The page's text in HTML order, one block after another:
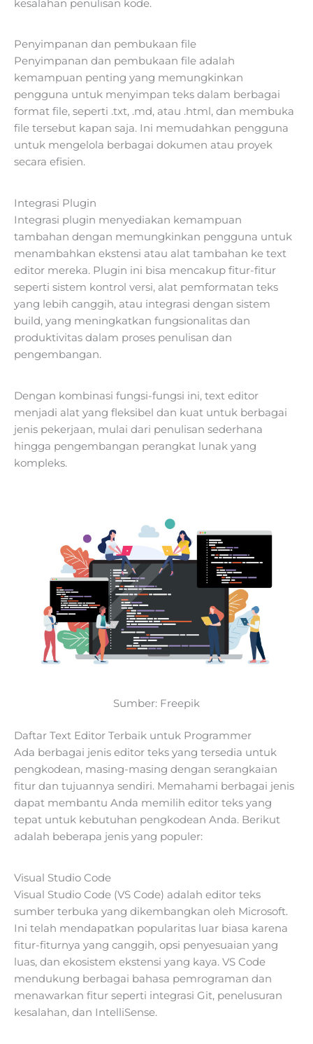
kesalahan penulisan kode.
Penyimpanan dan pembukaan file
Penyimpanan dan pembukaan file adalah
kemampuan penting yang memungkinkan
pengguna untuk menyimpan teks dalam berbagai
format file, seperti .txt, .md, atau .html, dan membuka
file tersebut kapan saja. Ini memudahkan pengguna
untuk mengelola berbagai dokumen atau proyek
secara efisien.
Integrasi Plugin
Integrasi plugin menyediakan kemampuan
tambahan dengan memungkinkan pengguna untuk
menambahkan ekstensi atau alat tambahan ke text
editor mereka. Plugin ini bisa mencakup fitur-fitur
seperti sistem kontrol versi, alat pemformatan teks
yang lebih canggih, atau integrasi dengan sistem
build, yang meningkatkan fungsionalitas dan
produktivitas dalam proses penulisan dan
pengembangan.
Dengan kombinasi fungsi-fungsi ini, text editor
menjadi alat yang fleksibel dan kuat untuk berbagai
jenis pekerjaan, mulai dari penulisan sederhana
hingga pengembangan perangkat lunak yang
kompleks.
Sumber: Freepik
Daftar Text Editor Terbaik untuk Programmer
Ada berbagai jenis editor teks yang tersedia untuk
pengkodean, masing-masing dengan serangkaian
fitur dan tujuannya sendiri. Memahami berbagai jenis
dapat membantu Anda memilih editor teks yang
tepat untuk kebutuhan pengkodean Anda. Berikut
adalah beberapa jenis yang populer:
Visual Studio Code
Visual Studio Code (VS Code) adalah editor teks
sumber terbuka yang dikembangkan oleh Microsoft.
Ini telah mendapatkan popularitas luar biasa karena
fitur-fiturnya yang canggih, opsi penyesuaian yang
luas, dan ekosistem ekstensi yang kaya. VS Code
mendukung berbagai bahasa pemrograman dan
menawarkan fitur seperti integrasi Git, penelusuran
kesalahan, dan IntelliSense.